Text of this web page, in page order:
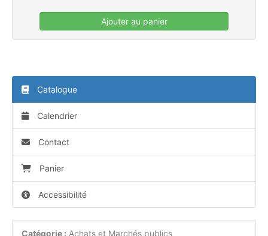
Ajouter au panier
Catalogue
Calendrier
Contact
Panier
Accessibilité
Catégorie : Achats et Marchés publics